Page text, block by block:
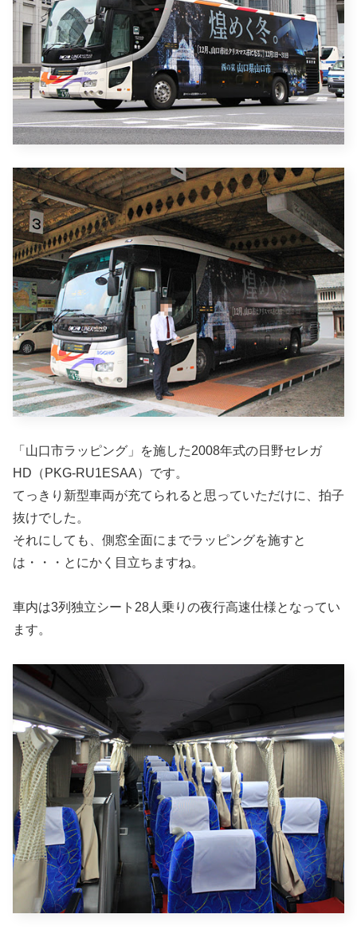
「山口市ラッピング」を施した2008年式の日野セレガ
HD（PKG-RU1ESAA）です。
てっきり新型車両が充てられると思っていただけに、拍子
抜けでした。
それにしても、側窓全面にまでラッピングを施すと
は・・・とにかく目立ちますね。
車内は3列独立シート28人乗りの夜行高速仕様となってい
ます。